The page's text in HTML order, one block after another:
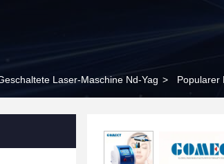
Laser-Maschine Nd-Yag > Popularer